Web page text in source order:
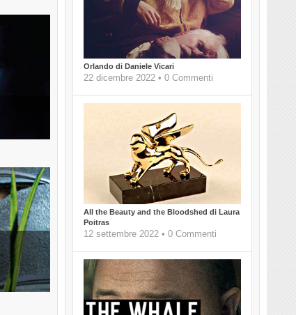
Orlando di Daniele Vicari
22 dicembre 2022 • 0 Commenti
All the Beauty and the Bloodshed di Laura
Poitras
12 settembre 2022 • 0 Commenti